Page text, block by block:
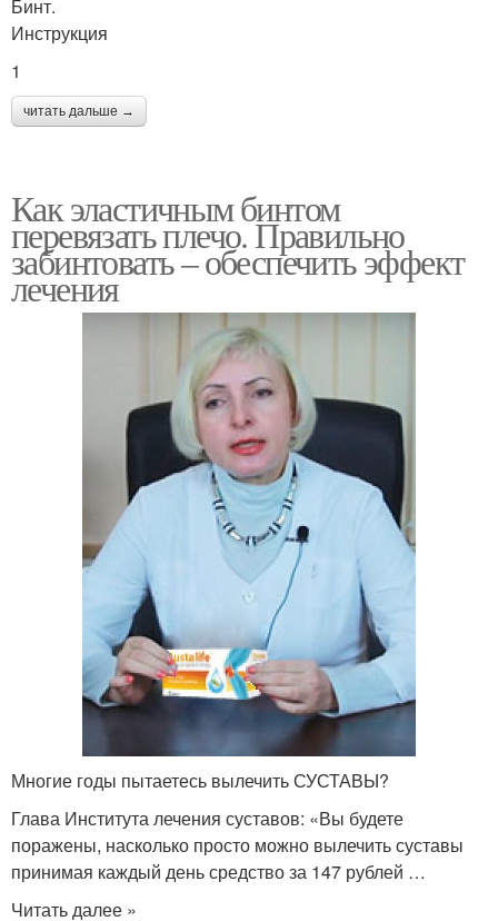
Бинт.
Инструкция
1
читать дальше →
Как эластичным бинтом
перевязать плечо. Правильно
забинтовать – обеспечить эффект
лечения
Многие годы пытаетесь вылечить СУСТАВЫ?
Глава Института лечения суставов: «Вы будете
поражены, насколько просто можно вылечить суставы
принимая каждый день средство за 147 рублей …
Читать далее »